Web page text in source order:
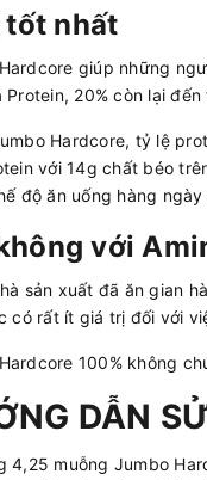
tốt nhất
giúp những
Protein, 20% còn lại
Hardcore, tỷ lệ
với 14g chất béo
độ ăn uống hàng
với
sản xuất đã ăn gian
có rất ít giá trị đối với
100% không
DẪN
4,25 muỗng Jumbo